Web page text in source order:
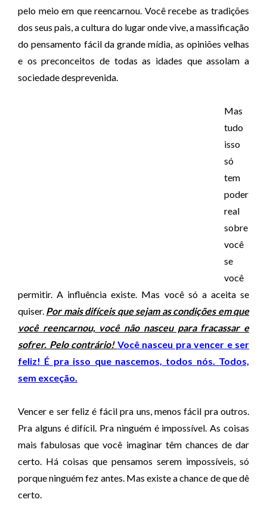
pelo meio em que reencarnou. Você recebe as tradições
dos seus pais, a cultura do lugar onde vive, a massificação
do pensamento fácil da grande mídia, as opiniões velhas
e os preconceitos de todas as idades que assolam a
sociedade desprevenida.
Mas
tudo
isso
só
tem
poder
real
sobre
você
se
você
permitir. A influência existe. Mas você só a aceita se
quiser. Por mais difíceis que sejam as condições em que
você reencarnou, você não nasceu para fracassar e
sofrer. Pelo contrário! Você nasceu pra vencer e ser
feliz! É pra isso que nascemos, todos nós. Todos,
sem exceção.
Vencer e ser feliz é fácil pra uns, menos fácil pra outros.
Pra alguns é difícil. Pra ninguém é impossível. As coisas
mais fabulosas que você imaginar têm chances de dar
certo. Há coisas que pensamos serem impossíveis, só
porque ninguém fez antes. Mas existe a chance de que dê
certo.